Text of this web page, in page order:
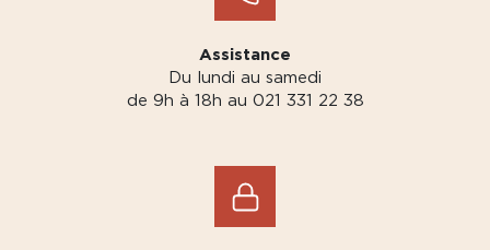
Assistance
Du lundi au samedi
de 9h à 18h au 021 331 22 38